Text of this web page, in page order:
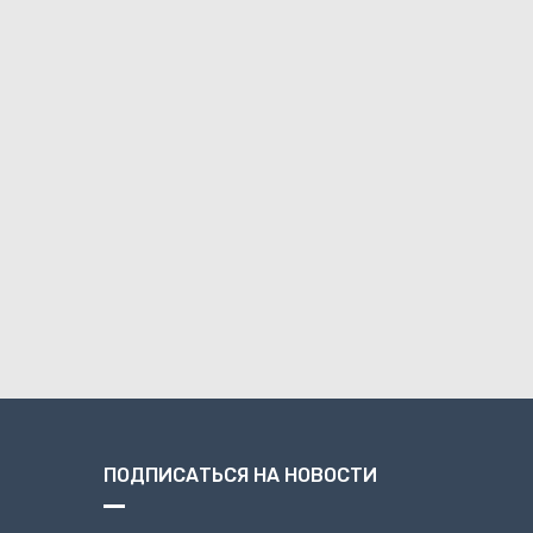
ПОДПИСАТЬСЯ НА НОВОСТИ